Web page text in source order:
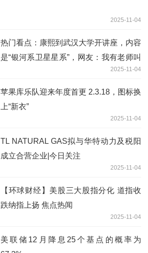
2025-11-04
热门看点：康熙到武汉大学开讲座，内容
是“银河系卫星星系”，网友：我有老师叫
2025-11-04
苹果库乐队迎来年度首更 2.3.18，图标换
上“新衣”
2025-11-04
TL NATURAL GAS拟与华特动力及税阳
成立合营企业|今日关注
2025-11-04
【环球财经】美股三大股指分化 道指收
跌纳指上扬 焦点热闻
2025-11-04
美联储12月降息25个基点的概率为